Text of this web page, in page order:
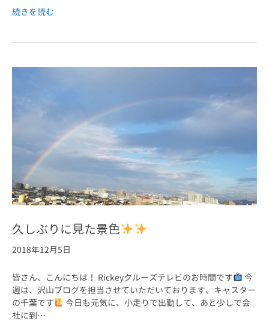
続きを読む
久しぶりに見た景色
2018年12月5日
皆さん、こんにちは！ Rickeyクルーズテレビのお時間です
今
週は、沢山ブログを担当させていただいております、キャスター
の千葉です
今日も元気に、小走りで出勤して、あと少しで会
社に到…